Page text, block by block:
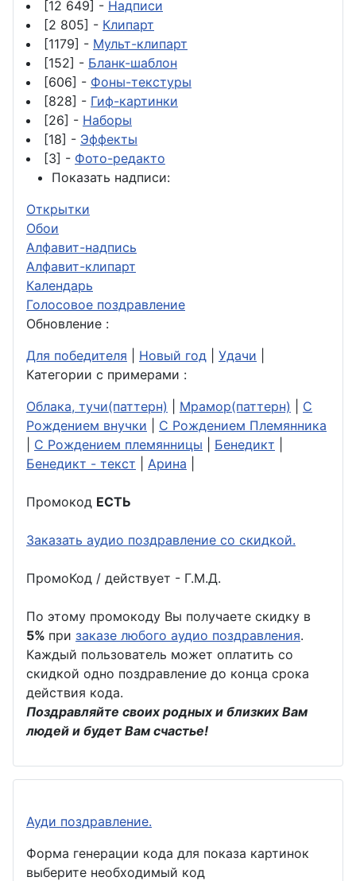
[12 649] - Надписи
[2 805] - Клипарт
[1179] - Мульт-клипарт
[152] - Бланк-шаблон
[606] - Фоны-текстуры
[828] - Гиф-картинки
[26] - Наборы
[18] - Эффекты
[3] - Фото-редакто
Показать надписи:
Открытки
Обои
Алфавит-надпись
Алфавит-клипарт
Календарь
Голосовое поздравление
Обновление :
Для победителя
Новый год Удачи
Категории с примерами :
Облака, тучи(паттерн)
Мрамор(паттерн)
С
Рождением внучки
С Рождением Племянника
С Рождением племянницы Бенедикт
Бенедикт - текст
Арина
Промокод ЕСТЬ
Заказать аудио поздравление со скидкой.
ПромоКод / действует - Г.М.Д.
По этому промокоду Вы получаете скидку в
5% при заказе любого аудио поздравления.
Каждый пользователь может оплатить со
скидкой одно поздравление до конца срока
действия кода.
Поздравляйте своих родных и близких Вам
людей и будет Вам счастье!
Ауди поздравление.
Форма генерации кода для показа картинок
выберите необходимый код